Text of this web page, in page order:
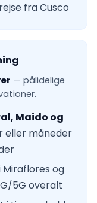
fra Cusco
— pålidelige
Maido og
eller måneder
Miraflores og
5G overalt